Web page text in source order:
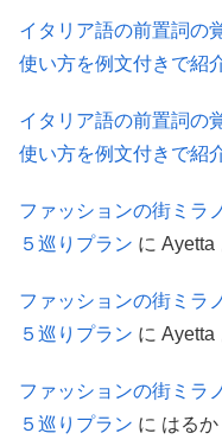
イタリア語の前置詞の
使い方を例文付きで紹
イタリア語の前置詞の
使い方を例文付きで紹
ファッションの街ミラ
５巡りプラン に Ayetta
ファッションの街ミラ
５巡りプラン に Ayetta
ファッションの街ミラ
５巡りプラン に はるか